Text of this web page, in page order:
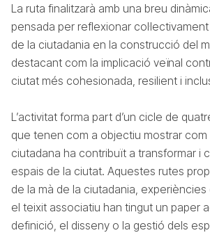
La ruta finalitzarà amb una breu
pensada per reflexionar
de la ciutadania en la construcció del
destacant com la implicació veïnal
ciutat més cohesionada, resilient i
L’activitat forma part d’un cicle de
que tenen com a objectiu mostrar
ciutadana ha contribuït a transformar i
espais de la ciutat. Aquestes rutes
de la mà de la ciutadania,
el teixit associatiu han tingut un paper
definició, el disseny o la gestió dels